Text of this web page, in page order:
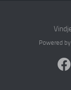
Powered by